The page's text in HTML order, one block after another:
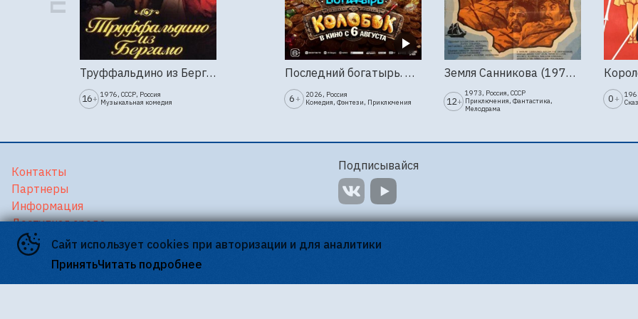
Труффальдино из Бергамо (1976г., Ленфильм, 2 серии)
16+ 1976, СССР, Россия
Музыкальная комедия
Последний богатырь. Колобок
6 +
2026, Россия
Комедия, Фэнтези, Приключения
Земля Санникова (1973, Мосфильм)
12+
1973, Россия, СССР
Приключения, Фантастика,
Мелодрама
0 +
Сайт использует cookies при авторизации и для аналитики
ПринятьЧитать подробнее
Контакты
Партнеры
Информация
Доступная среда
Версия для слабовидящих
Подписывайся